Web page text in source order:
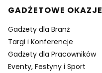
GADŻETOWE OKAZJE
Gadżety dla Branż
Targi i Konferencje
Gadżety dla Pracowników
Eventy, Festyny i Sport